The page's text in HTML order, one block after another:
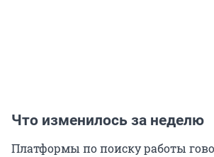
Что изменилось за неделю
Платформы по поиску работы